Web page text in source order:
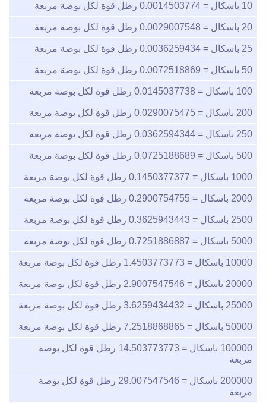
10 باسكال = 0.0014503774 رطل قوة لكل بوصة مربعة
20 باسكال = 0.0029007548 رطل قوة لكل بوصة مربعة
25 باسكال = 0.0036259434 رطل قوة لكل بوصة مربعة
50 باسكال = 0.0072518869 رطل قوة لكل بوصة مربعة
100 باسكال = 0.0145037738 رطل قوة لكل بوصة مربعة
200 باسكال = 0.0290075475 رطل قوة لكل بوصة مربعة
250 باسكال = 0.0362594344 رطل قوة لكل بوصة مربعة
500 باسكال = 0.0725188689 رطل قوة لكل بوصة مربعة
1000 باسكال = 0.1450377377 رطل قوة لكل بوصة مربعة
2000 باسكال = 0.2900754755 رطل قوة لكل بوصة مربعة
2500 باسكال = 0.3625943443 رطل قوة لكل بوصة مربعة
5000 باسكال = 0.7251886887 رطل قوة لكل بوصة مربعة
10000 باسكال = 1.4503773773 رطل قوة لكل بوصة مربعة
20000 باسكال = 2.9007547546 رطل قوة لكل بوصة مربعة
25000 باسكال = 3.6259434432 رطل قوة لكل بوصة مربعة
50000 باسكال = 7.2518868865 رطل قوة لكل بوصة مربعة
100000 باسكال = 14.503773773 رطل قوة لكل بوصة
مربعة
200000 باسكال = 29.007547546 رطل قوة لكل بوصة
مربعة